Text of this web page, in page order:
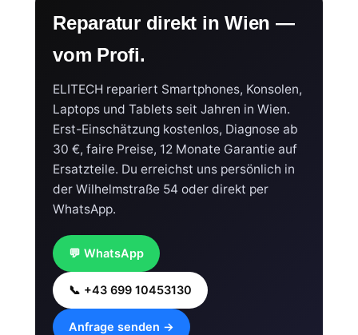
Reparatur direkt in Wien —
vom Profi.
ELITECH repariert Smartphones, Konsolen,
Laptops und Tablets seit Jahren in Wien.
Erst-Einschätzung kostenlos, Diagnose ab
30 €, faire Preise, 12 Monate Garantie auf
Ersatzteile. Du erreichst uns persönlich in
der Wilhelmstraße 54 oder direkt per
WhatsApp.
💬 WhatsApp
📞 +43 699 10453130
Anfrage senden →